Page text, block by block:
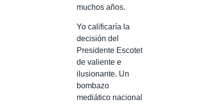
muchos años.
Yo calificaría la
decisión del
Presidente Escotet
de valiente e
ilusionante. Un
bombazo
mediático nacional